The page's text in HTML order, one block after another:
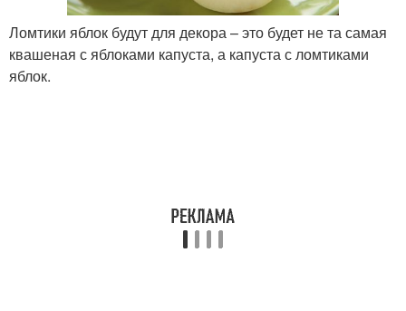
Ломтики яблок будут для декора – это будет не та самая
квашеная с яблоками капуста, а капуста с ломтиками
яблок.